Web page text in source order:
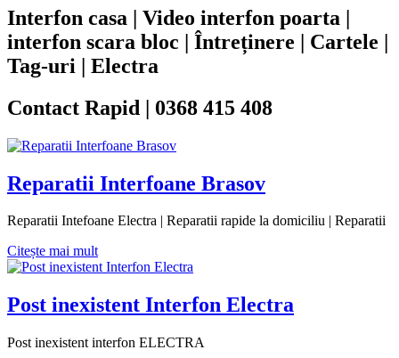
Interfon casa | Video interfon poarta |
interfon scara bloc | Întreținere | Cartele |
Tag-uri | Electra
Contact Rapid | 0368 415 408
Reparatii Interfoane Brasov
Reparatii Intefoane Electra | Reparatii rapide la domiciliu | Reparatii
Citește mai mult
Post inexistent Interfon Electra
Post inexistent interfon ELECTRA